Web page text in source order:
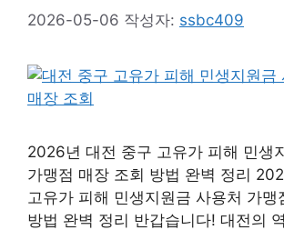
2026-05-06 작성자: ssbc409
2026년 대전 중구 고유가 피해 민생
가맹점 매장 조회 방법 완벽 정리
고유가 피해 민생지원금 사용처 가맹
방법 완벽 정리 반갑습니다! 대전의